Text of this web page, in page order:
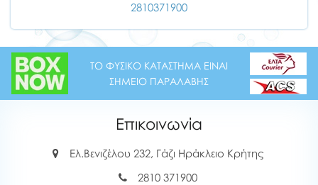
2810371900
ΤΟ ΦΥΣΙΚΟ ΚΑΤΑΣΤΗΜΑ ΕΙΝΑΙ
ΣΗΜΕΙΟ ΠΑΡΑΛΑΒΗΣ
Επικοινωνία
Ελ.Βενιζέλου 232, Γάζι Ηράκλειο Κρήτης
2810 371900